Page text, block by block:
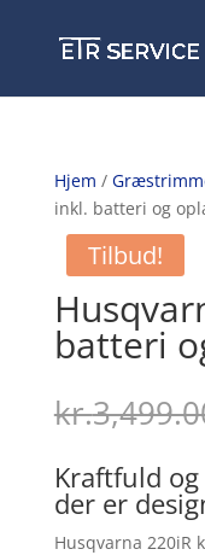
Hjem /
inkl. batteri og
Tilbud!
batteri
kr.
Kraftfuld
der er
Husqvarna 220iR